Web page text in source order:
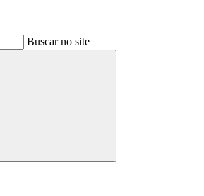
Buscar no site
Buscar